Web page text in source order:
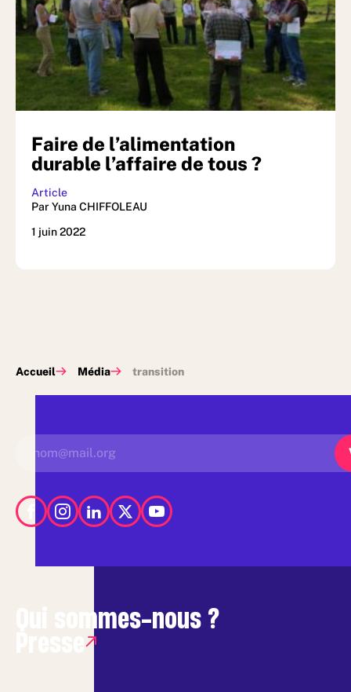
Faire de l’alimentation
durable l’affaire de tous ?
Article
Par Yuna CHIFFOLEAU
1 juin 2022
Accueil Média transition
Qui sommes-nous ?